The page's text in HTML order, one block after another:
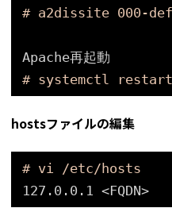
# a2dissite 000-
Apache再起動
# systemctl restart
hostsファイルの編集
# vi /etc/hosts
127.0.0.1 <FQDN>